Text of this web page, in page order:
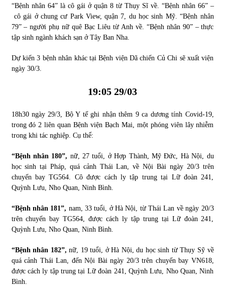
“Bệnh nhân 64” là cô gái ở quận 8 từ Thụy Sĩ về. “Bệnh nhân 66” –
cô gái ở chung cư Park View, quận 7, du học sinh Mỹ. “Bệnh nhân
79” – người phụ nữ quê Bạc Liêu từ Anh về. “Bệnh nhân 90” – thực
tập sinh ngành khách sạn ở Tây Ban Nha.
Dự kiến 3 bệnh nhân khác tại Bệnh viện Dã chiến Củ Chi sẽ xuất viện
ngày 30/3.
19:05 29/03
18h30 ngày 29/3, Bộ Y tế ghi nhận thêm 9 ca dương tính Covid-19,
trong đó 2 liên quan Bệnh viện Bạch Mai, một phóng viên lây nhiễm
trong khi tác nghiệp. Cụ thể:
“Bệnh nhân 180”, nữ, 27 tuổi, ở Hợp Thành, Mỹ Đức, Hà Nội, du
học sinh tại Pháp, quá cảnh Thái Lan, về Nội Bài ngày 20/3 trên
chuyến bay TG564. Cô được cách ly tập trung tại Lữ đoàn 241,
Quỳnh Lưu, Nho Quan, Ninh Bình.
“Bệnh nhân 181”, nam, 33 tuổi, ở Hà Nội, từ Thái Lan về ngày 20/3
trên chuyến bay TG564, được cách ly tập trung tại Lữ đoàn 241,
Quỳnh Lưu, Nho Quan, Ninh Bình.
“Bệnh nhân 182”, nữ, 19 tuổi, ở Hà Nội, du học sinh từ Thụy Sỹ về
quá cảnh Thái Lan, đến Nội Bài ngày 20/3 trên chuyến bay VN618,
được cách ly tập trung tại Lữ đoàn 241, Quỳnh Lưu, Nho Quan, Ninh
Bình.